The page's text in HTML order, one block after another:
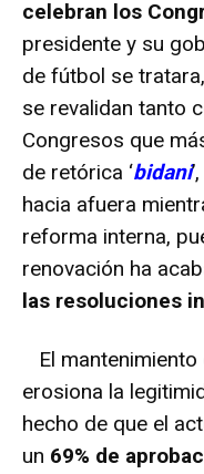
celebran los
presidente y su
de fútbol se
se revalidan tanto
Congresos que
de retórica ‘bidani
hacia afuera
reforma interna,
renovación ha
las resoluciones
El
erosiona la
hecho de que el
un 69% de